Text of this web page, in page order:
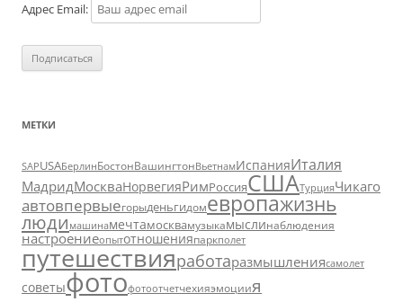
Адрес Email:
МЕТКИ
SAPUSAБерлинБостонВашингтонВьетнамИспанияИталия
МадридМоскваНорвегияРимРоссияСШАТурцияЧикаго
автовпервыегорыденьгидомевропажизнь
люди машинамечтамосквамузыкамыслинаблюдения
настроениеопытотношенияпаркполет
путешествияработаразмышлениясамолет
советыфотофотоотчетчехияэмоциия